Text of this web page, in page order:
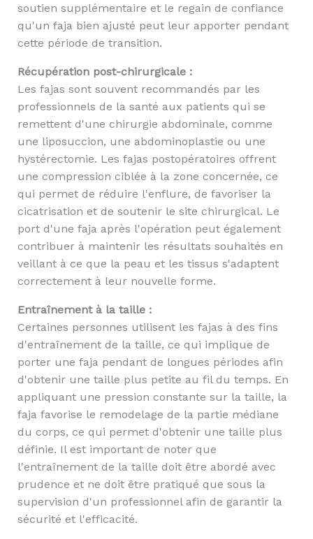
soutien supplémentaire et le regain de confiance
qu'un faja bien ajusté peut leur apporter pendant
cette période de transition.
Récupération post-chirurgicale :
Les fajas sont souvent recommandés par les
professionnels de la santé aux patients qui se
remettent d'une chirurgie abdominale, comme
une liposuccion, une abdominoplastie ou une
hystérectomie. Les fajas postopératoires offrent
une compression ciblée à la zone concernée, ce
qui permet de réduire l'enflure, de favoriser la
cicatrisation et de soutenir le site chirurgical. Le
port d'une faja après l'opération peut également
contribuer à maintenir les résultats souhaités en
veillant à ce que la peau et les tissus s'adaptent
correctement à leur nouvelle forme.
Entraînement à la taille :
Certaines personnes utilisent les fajas à des fins
d'entraînement de la taille, ce qui implique de
porter une faja pendant de longues périodes afin
d'obtenir une taille plus petite au fil du temps. En
appliquant une pression constante sur la taille, la
faja favorise le remodelage de la partie médiane
du corps, ce qui permet d'obtenir une taille plus
définie. Il est important de noter que
l'entraînement de la taille doit être abordé avec
prudence et ne doit être pratiqué que sous la
supervision d'un professionnel afin de garantir la
sécurité et l'efficacité.